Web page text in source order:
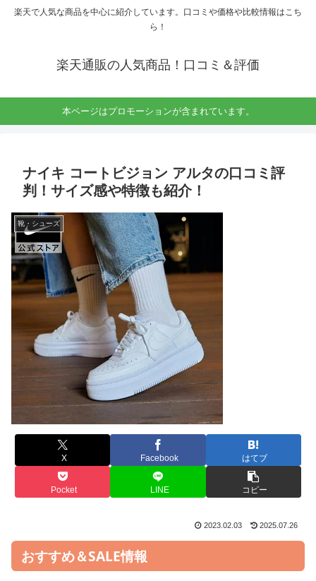
楽天で人気な商品を中心に紹介しています。口コミや価格や比較情報はこち
ら！
楽天通販の人気商品！口コミ＆評価
本ページはプロモーションが含まれています。
ナイキ コートビジョン アルタの口コミ評
判！サイズ感や特徴も紹介！
靴・シューズ
X Facebook はてブ
Pocket LINE コピー
2023.02.03 2025.07.26
おすすめ＆SALE情報